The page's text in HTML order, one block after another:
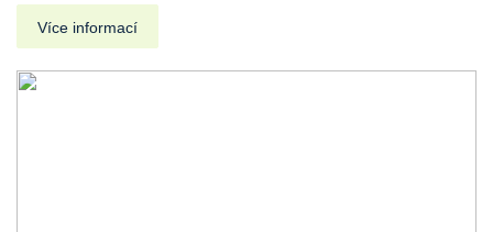
Více informací